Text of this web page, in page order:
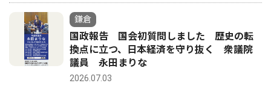
鎌倉
国政報告 国会初質問しました 歴史の転
換点に立つ、日本経済を守り抜く 衆議院
議員 永田まりな
2026.07.03